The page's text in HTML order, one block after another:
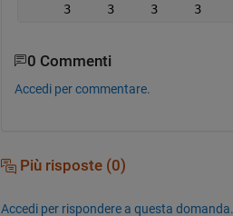
     3     3     3     3
0 Commenti
Accedi per commentare.
Più risposte (0)
Accedi per rispondere a questa domanda.